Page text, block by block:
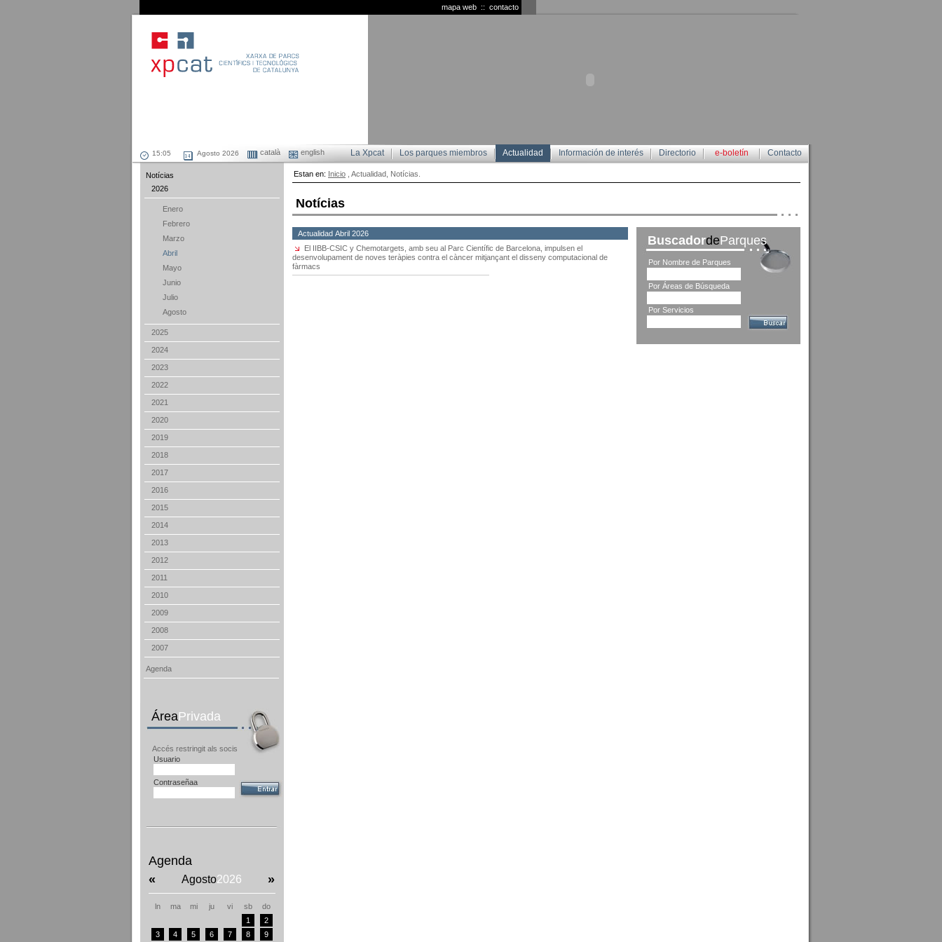
contacto
::
mapa web
Agosto 2026 català english Contacto
e-boletín
Directorio
Información de interés
Actualidad
Los parques miembros
La Xpcat
Notícias
2026
Enero
Febrero
Marzo
Abril
Mayo
Junio
Julio
Agosto
2025
2024
2023
2022
2021
2020
2019
2018
2017
2016
2015
2014
2013
2012
2011
2010
2009
2008
2007
Agenda
ÁreaPrivada
Accés restringit als socis
Usuario
Contraseñaa
Agenda
«
Agosto2026 »
ln ma mi ju vi sb
do
1
2
3
4 5 6 7 8 9
Estan en: Inicio , Actualidad, Notícias.
Notícias
Actualidad Abril 2026
El IIBB-CSIC y Chemotargets, amb seu al Parc Científic de Barcelona, impulsen el
desenvolupament de noves teràpies contra el càncer mitjançant el disseny computacional de
fàrmacs
BuscadordeParques
Por Nombre de Parques
Por Áreas de Búsqueda
Por Servicios